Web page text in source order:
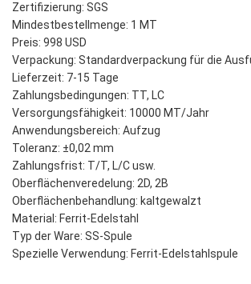
Zertifizierung: SGS
Mindestbestellmenge: 1 MT
Preis: 998 USD
Verpackung: Standardverpackung für die
Lieferzeit: 7-15 Tage
Zahlungsbedingungen: TT, LC
Versorgungsfähigkeit: 10000 MT/Jahr
Anwendungsbereich: Aufzug
Toleranz: ±0,02 mm
Zahlungsfrist: T/T, L/C usw.
Oberflächenveredelung: 2D, 2B
Oberflächenbehandlung: kaltgewalzt
Material: Ferrit-Edelstahl
Typ der Ware: SS-Spule
Spezielle Verwendung: Ferrit-Edelstahlspule